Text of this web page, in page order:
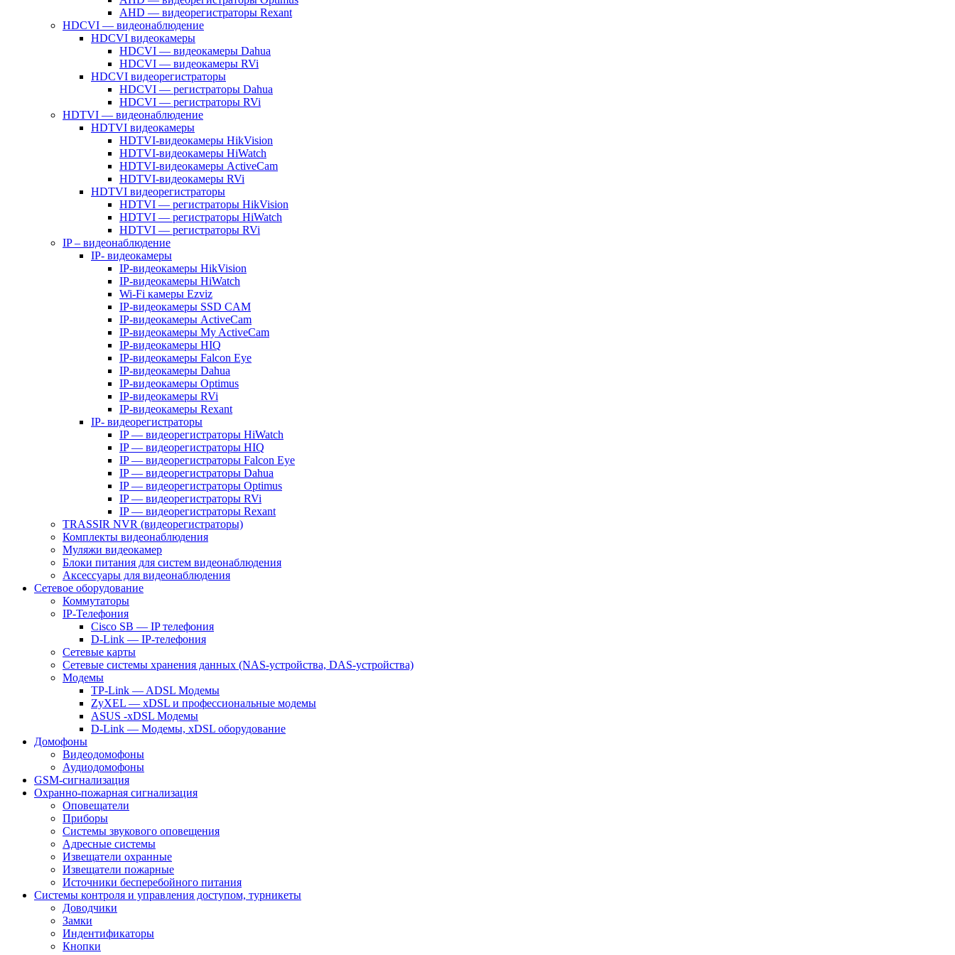
AHD — видеорегистраторы Rexant
HDCVI — видеонаблюдение
HDCVI видеокамеры
HDCVI — видеокамеры Dahua
HDCVI — видеокамеры RVi
HDCVI видеорегистраторы
HDCVI — регистраторы Dahua
HDCVI — регистраторы RVi
HDTVI — видеонаблюдение
HDTVI видеокамеры
HDTVI-видеокамеры HikVision
HDTVI-видеокамеры HiWatch
HDTVI-видеокамеры ActiveCam
HDTVI-видеокамеры RVi
HDTVI видеорегистраторы
HDTVI — регистраторы HikVision
HDTVI — регистраторы HiWatch
HDTVI — регистраторы RVi
IP – видеонаблюдение
IP- видеокамеры
IP-видеокамеры HikVision
IP-видеокамеры HiWatch
Wi-Fi камеры Ezviz
IP-видеокамеры SSD CAM
IP-видеокамеры ActiveCam
IP-видеокамеры My ActiveCam
IP-видеокамеры HIQ
IP-видеокамеры Falcon Eye
IP-видеокамеры Dahua
IP-видеокамеры Optimus
IP-видеокамеры RVi
IP-видеокамеры Rexant
IP- видеорегистраторы
IP — видеорегистраторы HiWatch
IP — видеорегистраторы HIQ
IP — видеорегистраторы Falcon Eye
IP — видеорегистраторы Dahua
IP — видеорегистраторы Optimus
IP — видеорегистраторы RVi
IP — видеорегистраторы Rexant
TRASSIR NVR (видеорегистраторы)
Комплекты видеонаблюдения
Муляжи видеокамер
Блоки питания для систем видеонаблюдения
Аксессуары для видеонаблюдения
Сетевое оборудование
Коммутаторы
IP-Телефония
Cisco SB — IP телефония
D-Link — IP-телефония
Сетевые карты
Сетевые системы хранения данных (NAS-устройства, DAS-устройства)
Модемы
TP-Link — ADSL Модемы
ZyXEL — xDSL и профессиональные модемы
ASUS -xDSL Модемы
D-Link — Модемы, xDSL оборудование
Домофоны
Видеодомофоны
Аудиодомофоны
GSM-сигнализация
Охранно-пожарная сигнализация
Оповещатели
Приборы
Системы звукового оповещения
Адресные системы
Извещатели охранные
Извещатели пожарные
Источники бесперебойного питания
Системы контроля и управления доступом, турникеты
Доводчики
Замки
Индентификаторы
Кнопки